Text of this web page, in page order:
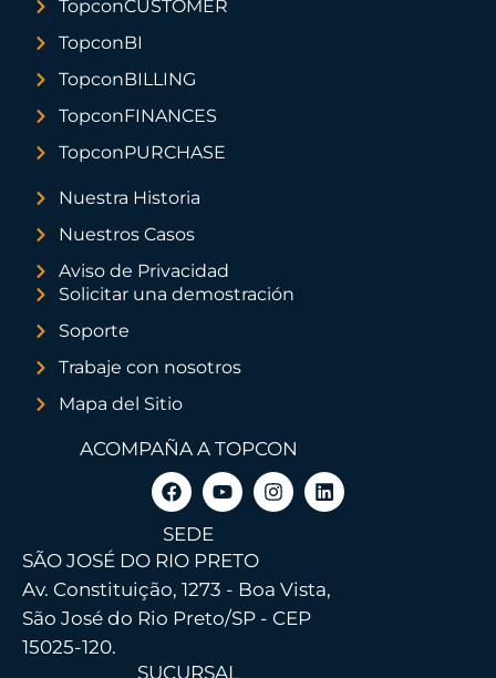
TopconCUSTOMER
TopconBI
TopconBILLING
TopconFINANCES
TopconPURCHASE
Nuestra Historia
Nuestros Casos
Aviso de Privacidad
Solicitar una demostración
Soporte
Trabaje con nosotros
Mapa del Sitio
ACOMPAÑA A TOPCON
SEDE
SÃO JOSÉ DO RIO PRETO
Av. Constituição, 1273 - Boa Vista,
São José do Rio Preto/SP - CEP
15025-120.
SUCURSAL